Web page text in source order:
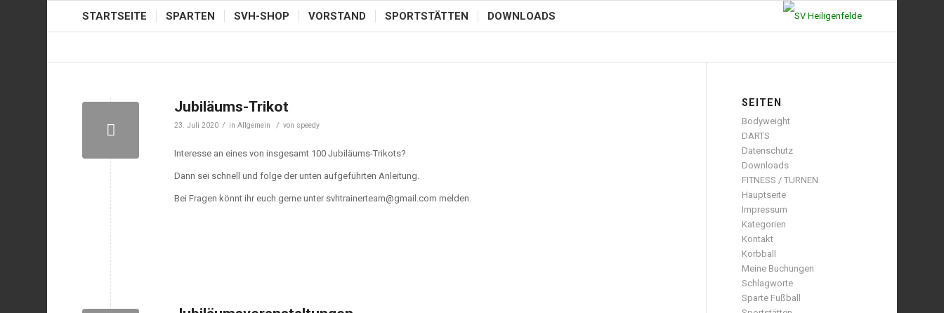
STARTSEITE SPARTEN SVH-SHOP VORSTAND SPORTSTÄTTEN DOWNLOADS
Jubiläums-Trikot
23. Juli 2020 / inAllgemein / von speedy
Interesse an eines von insgesamt 100 Jubiläums-Trikots?
Dann sei schnell und folge der unten aufgeführten Anleitung.
Bei Fragen könnt ihr euch gerne unter svhtrainerteam@gmail.com melden.
SEITEN
Bodyweight
DARTS
Datenschutz
Downloads
FITNESS / TURNEN
Hauptseite
Impressum
Kategorien
Kontakt
Korbball
Meine Buchungen
Schlagworte
Sparte Fußball